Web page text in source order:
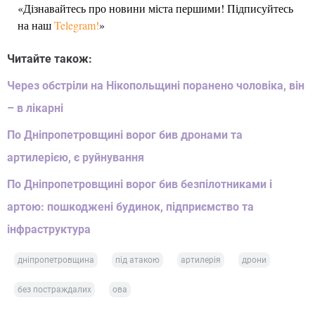
«Дізнавайтесь про новини міста першими! Підписуйтесь
на нашTelegram!»
Читайте також:
Через обстріли на Нікопольщині поранено чоловіка, він
– в лікарні
По Дніпропетровщині ворог бив дронами та
артилерією, є руйнування
По Дніпропетровщині ворог бив безпілотниками і
артою: пошкоджені будинок, підприємство та
інфраструктура
дніпропетровщина під атакою артилерія дрони
без постраждалих ова